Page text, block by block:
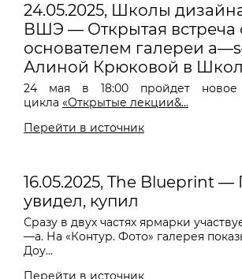
24.05.2025, Школы
ВШЭ — Открытая встреча
основателем галереи
Алиной Крюковой в
24 мая в 18:00 пройдет новое
цикла «Открытые лекции&...
Перейти в источник
16.05.2025, The Blueprint
увидел, купил
Сразу в двух частях ярмарки
—a. На «Контур. Фото» галерея
Доу...
Перейти в источник